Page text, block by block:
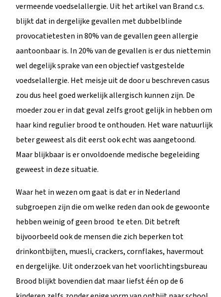
vermeende voedselallergie. Uit het artikel van Brand c.s.
blijkt dat in dergelijke gevallen met dubbelblinde
provocatietesten in 80% van de gevallen geen allergie
aantoonbaar is. In 20% van de gevallen is er dus niettemin
wel degelijk sprake van een objectief vastgestelde
voedselallergie. Het meisje uit de door u beschreven casus
zou dus heel goed werkelijk allergisch kunnen zijn. De
moeder zou er in dat geval zelfs groot gelijk in hebben om
haar kind regulier brood te onthouden. Het ware natuurlijk
beter geweest als dit eerst ook echt was aangetoond.
Maar blijkbaar is er onvoldoende medische begeleiding
geweest in deze situatie.
Waar het in wezen om gaat is dat er in Nederland
subgroepen zijn die om welke reden dan ook de gewoonte
hebben weinig of geen brood te eten. Dit betreft
bijvoorbeeld ook de mensen die zich beperken tot
drinkontbijten, muesli, crackers, cornflakes, havermout
en dergelijke. Uit onderzoek van het voorlichtingsbureau
Brood blijkt bovendien dat maar liefst één op de 6